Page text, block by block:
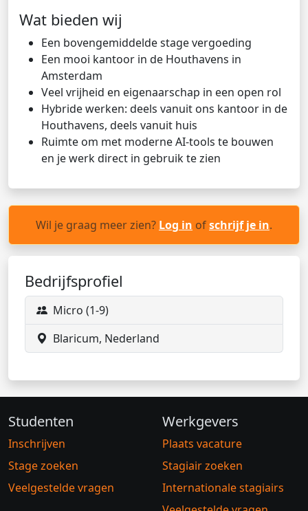
Wat bieden wij
Een bovengemiddelde stage vergoeding
Een mooi kantoor in de Houthavens in
Amsterdam
Veel vrijheid en eigenaarschap in een open rol
Hybride werken: deels vanuit ons kantoor in de
Houthavens, deels vanuit huis
Ruimte om met moderne AI-tools te bouwen
en je werk direct in gebruik te zien
Wil je graag meer zien? Log in ofschrijf je in.
Bedrijfsprofiel
Micro (1-9)
Blaricum, Nederland
Studenten
Inschrijven
Stage zoeken
Veelgestelde vragen
Werkgevers
Plaats vacature
Stagiair zoeken
Internationale stagiairs